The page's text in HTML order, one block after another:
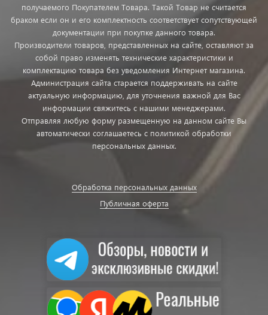
получаемого Покупателем Товара. Такой Товар не считается
браком если он и его комплектность соответствует сопутствующей
документации при покупке данного товара.
Производители товаров, представленных на сайте, оставляют за
собой право изменять технические характеристики и
комплектацию товара без уведомления Интернет магазина.
Администрация сайта старается поддерживать на сайте
актуальную информацию, для уточнения важной для Вас
информации свяжитесь с нашими менеджерами.
Отправляя любую форму размещенную на данном сайте Вы
автоматически соглашаетесь с политикой обработки
персональных данных.
Обработка персональных данных
Публичная оферта